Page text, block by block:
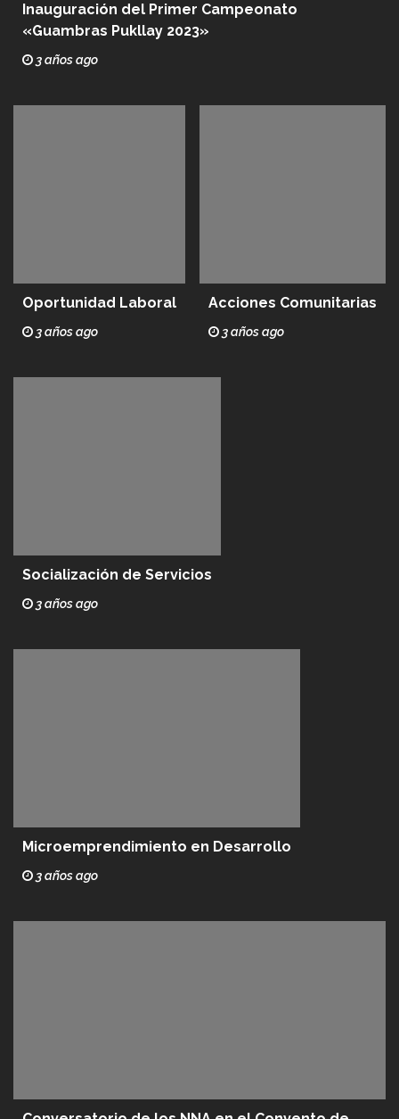
Inauguración del Primer Campeonato
«Guambras Pukllay 2023»
3 años ago
Oportunidad Laboral
3 años ago
Acciones Comunitarias
3 años ago
Socialización de Servicios
3 años ago
Microemprendimiento en Desarrollo
3 años ago